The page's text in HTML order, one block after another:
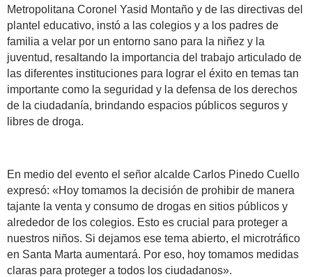
Metropolitana Coronel Yasid Montaño y de las directivas del
plantel educativo, instó a las colegios y a los padres de
familia a velar por un entorno sano para la niñez y la
juventud, resaltando la importancia del trabajo articulado de
las diferentes instituciones para lograr el éxito en temas tan
importante como la seguridad y la defensa de los derechos
de la ciudadanía, brindando espacios públicos seguros y
libres de droga.
En medio del evento el señor alcalde Carlos Pinedo Cuello
expresó: «Hoy tomamos la decisión de prohibir de manera
tajante la venta y consumo de drogas en sitios públicos y
alrededor de los colegios. Esto es crucial para proteger a
nuestros niños. Si dejamos ese tema abierto, el microtráfico
en Santa Marta aumentará. Por eso, hoy tomamos medidas
claras para proteger a todos los ciudadanos».